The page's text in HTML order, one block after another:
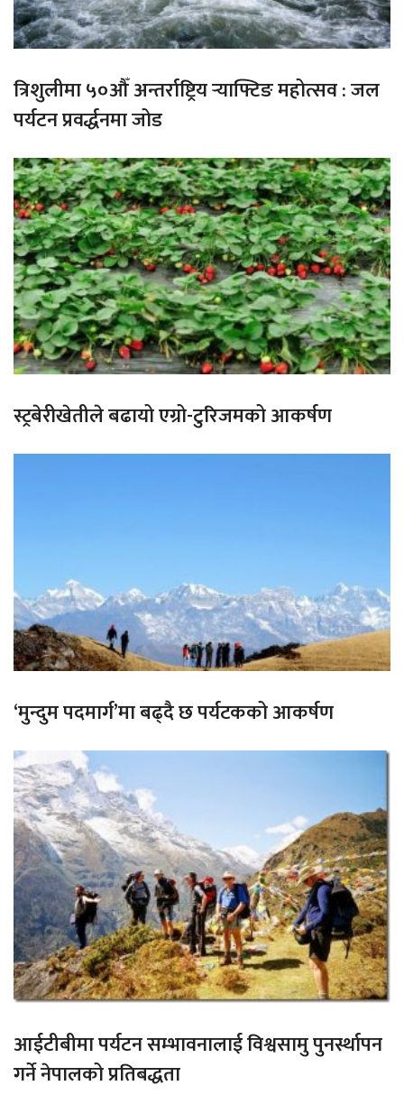
त्रिशुलीमा ५०औँ अन्तर्राष्ट्रिय र्‍याफ्टिङ महोत्सव : जल
पर्यटन प्रवर्द्धनमा जोड
स्ट्रबेरीखेतीले बढायो एग्रो-टुरिजमको आकर्षण
‘मुन्दुम पदमार्ग’मा बढ्दै छ पर्यटकको आकर्षण
आईटीबीमा पर्यटन सम्भावनालाई विश्वसामु पुनर्स्थापन
गर्ने नेपालको प्रतिबद्धता